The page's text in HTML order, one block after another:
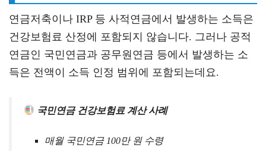
연금저축이나 IRP 등 사적연금에서 발생하는 소득은
건강보험료 산정에 포함되지 않습니다. 그러나 공적
연금인 국민연금과 공무원연금 등에서 발생하는 소
득은 전액이 소득 인정 범위에 포함되는데요.
국민연금 건강보험료 계산 사례
매월 국민연금 100만 원 수령